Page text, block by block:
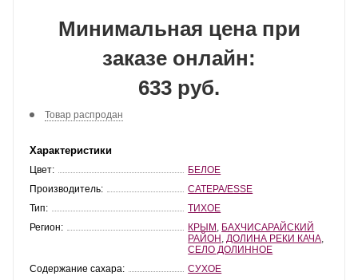
Минимальная цена при
заказе онлайн:
633 руб.
Товар распродан
Характеристики
Цвет:
БЕЛОЕ
Производитель:
САТЕРА/ESSE
Тип:
ТИХОЕ
Регион:
КРЫМ БАХЧИСАРАЙСКИЙ
РАЙОН ДОЛИНА РЕКИ КАЧА
СЕЛО ДОЛИННОЕ
Содержание сахара:
СУХОЕ